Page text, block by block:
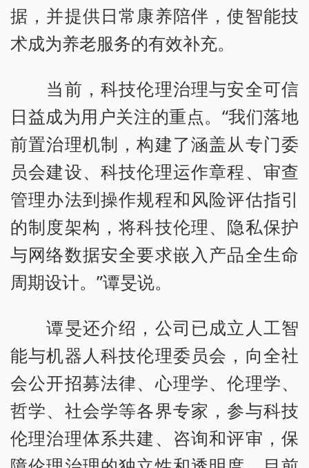
据，并提供日常康养陪伴，使智能技
术成为养老服务的有效补充。
当前，科技伦理治理与安全可信
日益成为用户关注的重点。“我们落地
前置治理机制，构建了涵盖从专门委
员会建设、科技伦理运作章程、审查
管理办法到操作规程和风险评估指引
的制度架构，将科技伦理、隐私保护
与网络数据安全要求嵌入产品全生命
周期设计。”谭旻说。
谭旻还介绍，公司已成立人工智
能与机器人科技伦理委员会，向全社
会公开招募法律、心理学、伦理学、
哲学、社会学等各界专家，参与科技
伦理治理体系共建、咨询和评审，保